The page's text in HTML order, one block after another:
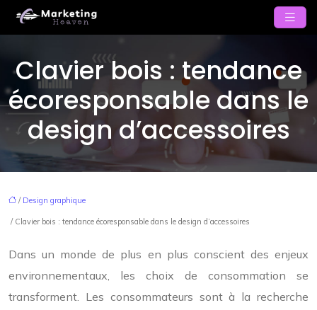
Clavier bois : tendance
écoresponsable dans le
design d’accessoires
/ Design graphique
/ Clavier bois : tendance écoresponsable dans le design d’accessoires
Dans un monde de plus en plus conscient des enjeux
environnementaux, les choix de consommation se
transforment. Les consommateurs sont à la recherche